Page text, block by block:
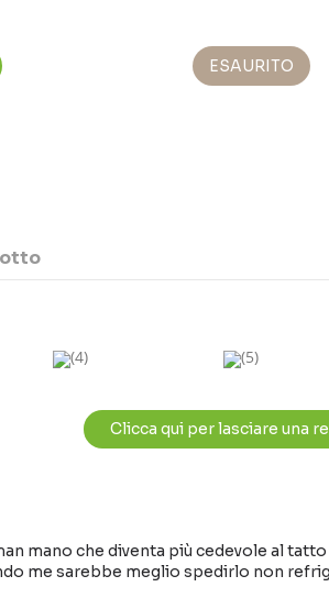
ESAURITO
(4) (5)
Clicca qui per lasciare una
mano che diventa più cedevole al
me sarebbe meglio spedirlo non